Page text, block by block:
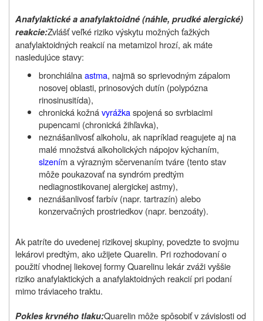
Anafylaktické a anafylaktoidné (náhle, prudké alergické)
reakcie:Zvlášť veľké riziko výskytu možných ťažkých
anafylaktoidných reakcií na metamizol hrozí, ak máte
nasledujúce stavy:
bronchiálnaastma, najmä so sprievodným zápalom
nosovej oblasti, prinosových dutín (polypózna
rinosinusitída),
chronická kožnávyrážkaspojená so svrbiacimi
pupencami (chronická žihľavka),
neznášanlivosť alkoholu, ak napríklad reagujete aj na
malé množstvá alkoholických nápojov kýchaním,
slzením a výrazným sčervenaním tváre (tento stav
môže poukazovať na syndróm predtým
nediagnostikovanej alergickej astmy),
neznášanlivosť farbív (napr. tartrazín) alebo
konzervačných prostriedkov (napr. benzoáty).
Ak patríte do uvedenej rizikovej skupiny, povedzte to svojmu
lekárovi predtým, ako užijete Quarelin. Pri rozhodovaní o
použití vhodnej liekovej formy Quarelinu lekár zváži vyššie
riziko anafylaktických a anafylaktoidných reakcií pri podaní
mimo tráviaceho traktu.
Pokles krvného tlaku:Quarelin môže spôsobiť v závislosti od